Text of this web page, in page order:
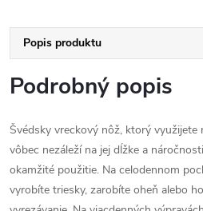
Popis produktu
Podrobný popis
Švédsky vreckový nôž, ktorý využijete
vôbec nezáleží na jej dĺžke a
okamžité použitie. Na celodennom
vyrobíte triesky, zarobíte oheň alebo